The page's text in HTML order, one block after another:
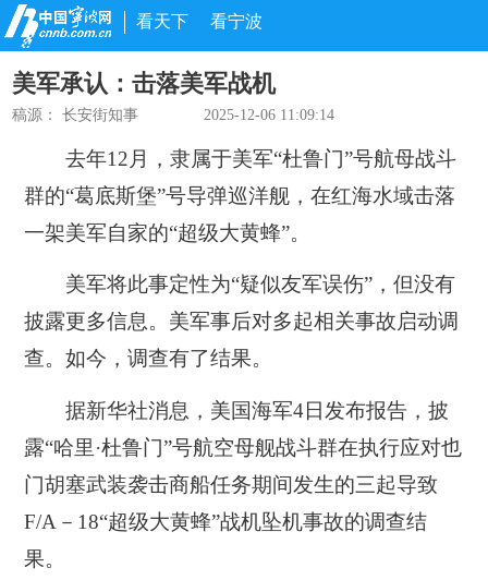
看天下 看宁波
美军承认：击落美军战机
稿源：长安街知事 2025-12-06 11:09:14
去年12月，隶属于美军“杜鲁门”号航母战斗
群的“葛底斯堡”号导弹巡洋舰，在红海水域击落
一架美军自家的“超级大黄蜂”。
美军将此事定性为“疑似友军误伤”，但没有
披露更多信息。美军事后对多起相关事故启动调
查。如今，调查有了结果。
据新华社消息，美国海军4日发布报告，披
露“哈里·杜鲁门”号航空母舰战斗群在执行应对也
门胡塞武装袭击商船任务期间发生的三起导致
F/A－18“超级大黄蜂”战机坠机事故的调查结
果。